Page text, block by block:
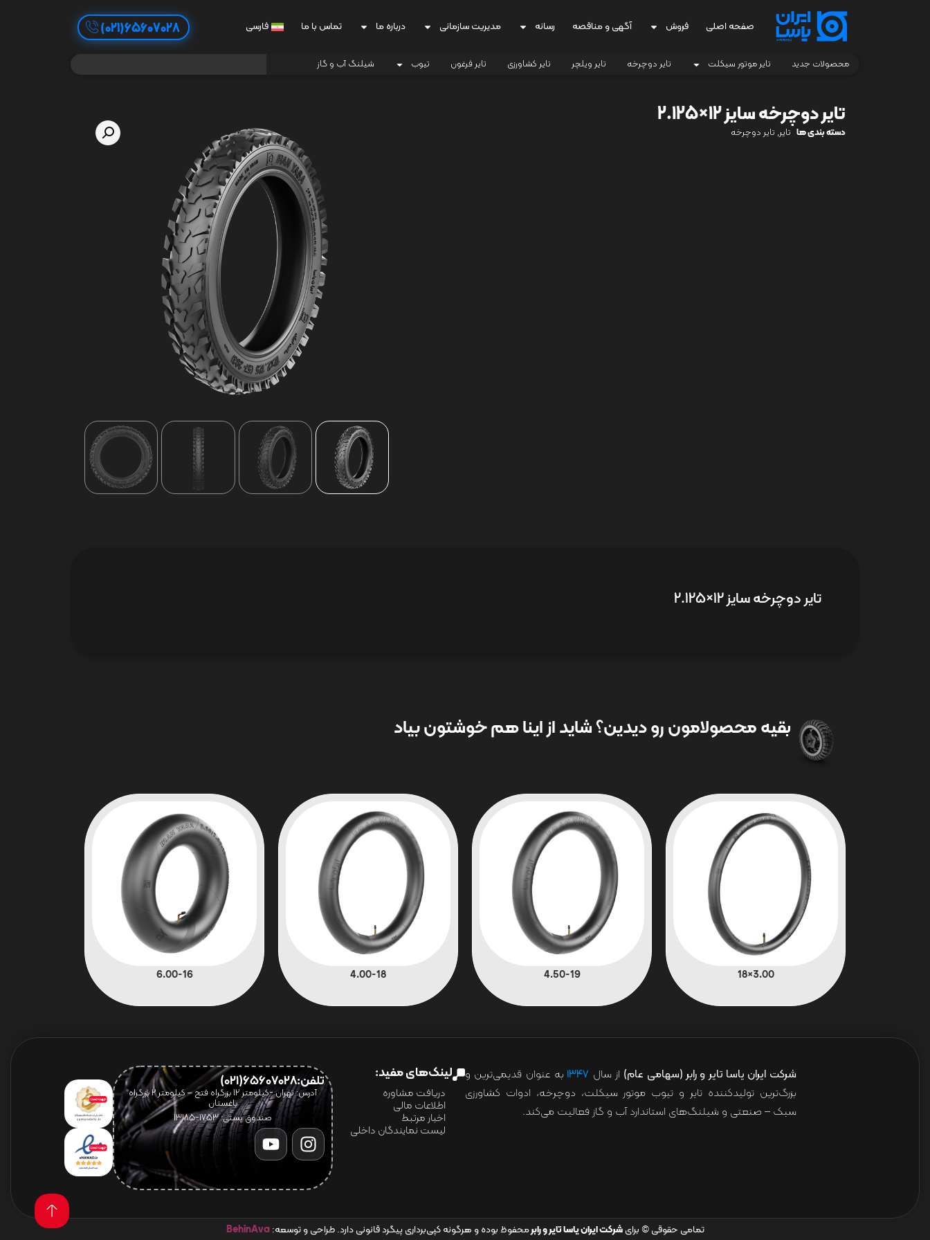
صفحه اصلی فروش آگهی و مناقصه رسانه مدیریت سازمانی درباره ما تماس با ما فارسی 65607028(021)
محصولات جدید تایر موتور سیکلت تایر دوچرخه تایر ویلچر تایر کشاورزی تایر فرغون تیوب شیلنگ آب و گاز
تایر دوچرخه سایز 12×2.125
دسته بندی ها تایر, تایر دوچرخه
تایر دوچرخه سایز 12×2.125
بقیه محصولامون رو دیدین؟ شاید از اینا هم خوشتون بیاد
3.00×18
4.50-19
4.00-18
6.00-16
شرکت ایران یاسا تایر و رابر (سهامی عام) از سال ۱۳۴۷ به عنوان قدیمی‌ترین و
بزرگ‌ترین تولیدکننده تایر و تیوب موتور سیکلت، دوچرخه، ادوات کشاورزی
سبک – صنعتی و شیلنگ‌های استاندارد آب و گاز فعالیت می‌کند.
لینک‌های مفید:
دریافت مشاوره
اطلاعات مالی
اخبار مرتبط
لیست نمایندگان داخلی
تلفن:65607028(021)
آدرس: تهران -کیلومتر 12 بزرگراه فتح – کیلومتر ۲ بزرگراه
باغستان
صندوق پستی: 1753-13185
تمامی حقوقی © برایشرکت ایران یاسا تایر و رابرمحفوظ بوده و هرگونه کپی‌برداری پیگرد قانونی دارد. طراحی و توسعه:BehinAva